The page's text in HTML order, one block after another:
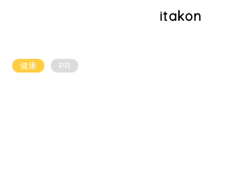
itakon
健康 PR